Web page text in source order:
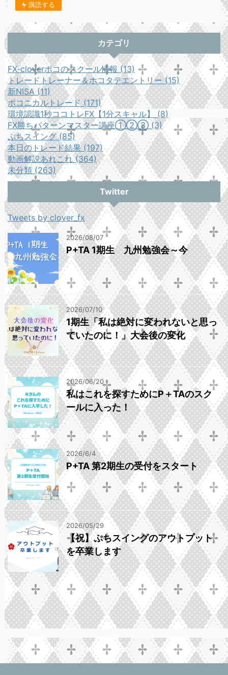
購読する
カテゴリ
FX-cloverポコのスクール情報 (13)
トレードトレーナー＆ホコタテエントリー (15)
新NISA (11)
ポコニカルトレード (171)
環境認識1秒ココトレFX【1分スキャル】 (8)
FX勝ちパターンマスター講座①②③ (3)
ぷちスイング (85)
本日のトレード結果 (197)
動画解説あれこれ (364)
未分類 (263)
Twitter
Tweets by clover_fx
2026/08/07
P+TA 1期生 九州勉強会～今
2026/07/10
1期生「私は絶対に変われないと思っ
ていたのに！」大会後の変化
2026/06/20
私はこれを探すためにP＋TAのスク
ールに入った！
2026/6/4
P+TA 第2期生の受付をスタート
2026/05/29
【祝】ぷちスイングのアウトプット
を卒業します